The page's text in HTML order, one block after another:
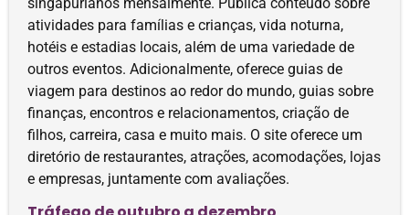
atividades para famílias e crianças, vida noturna,
hotéis e estadias locais, além de uma variedade de
outros eventos. Adicionalmente, oferece guias de
viagem para destinos ao redor do mundo, guias sobre
finanças, encontros e relacionamentos, criação de
filhos, carreira, casa e muito mais. O site oferece um
diretório de restaurantes, atrações, acomodações, lojas
e empresas, juntamente com avaliações.